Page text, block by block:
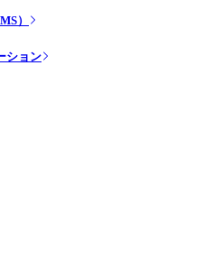
）
ション